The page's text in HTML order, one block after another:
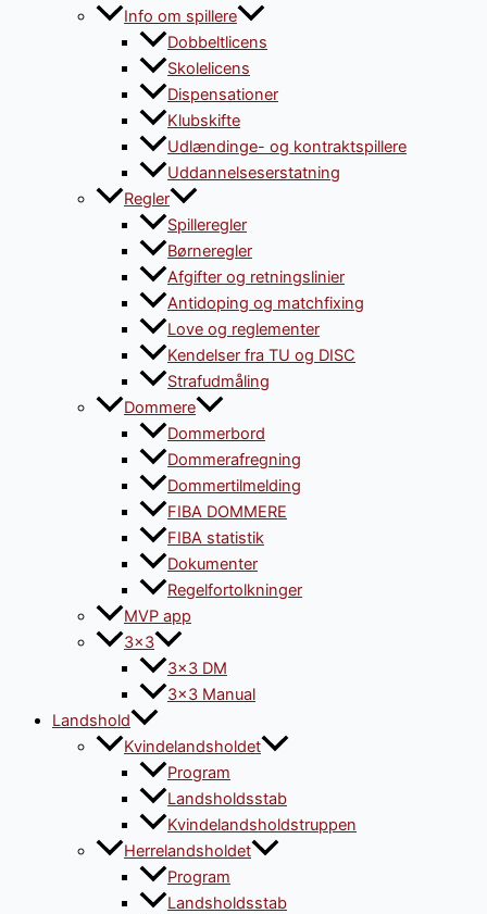
Info om spillere
Dobbeltlicens
Skolelicens
Dispensationer
Klubskifte
Udlændinge- og kontraktspillere
Uddannelseserstatning
Regler
Spilleregler
Børneregler
Afgifter og retningslinier
Antidoping og matchfixing
Love og reglementer
Kendelser fra TU og DISC
Strafudmåling
Dommere
Dommerbord
Dommerafregning
Dommertilmelding
FIBA DOMMERE
FIBA statistik
Dokumenter
Regelfortolkninger
MVP app
3×3
3×3 DM
3×3 Manual
Landshold
Kvindelandsholdet
Program
Landsholdsstab
Kvindelandsholdstruppen
Herrelandsholdet
Program
Landsholdsstab